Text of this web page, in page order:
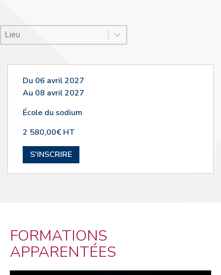
Lieu Session
Sélectionnez le contenu
Sélectionnez le contenu
Du 06 avril 2027
Au 08 avril 2027
École du sodium
2 580,00€ HT
S'INSCRIRE
FORMATIONS
APPARENTÉES